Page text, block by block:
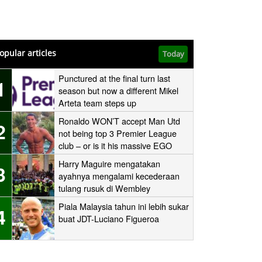
articles Today
Punctured at the final turn last
season but now a different Mikel
Arteta team steps up
Ronaldo WON’T accept Man Utd
not being top 3 Premier League
club – or is it his massive EGO
speaking?
Harry Maguire mengatakan
ayahnya mengalami kecederaan
tulang rusuk di Wembley
‘stampede’
Piala Malaysia tahun ini lebih sukar
buat JDT-Luciano Figueroa